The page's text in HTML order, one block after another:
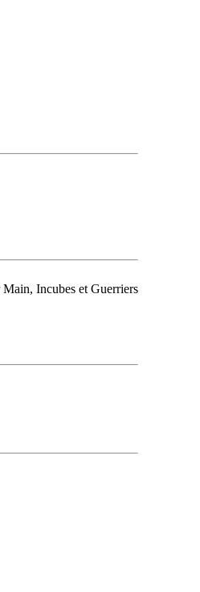
Incubes et Guerriers